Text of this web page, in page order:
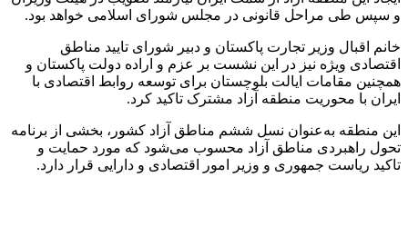
و سپس طی مراحل قانونی در مجلس شورای اسلامی خواهد بود.
خانم اقبال وزیر تجارت پاکستان و دبیر شورای تایید مناطق
اقتصادی ویژه نیز در این نشست بر عزم و اراده دولت پاکستان و
همچنین مقامات ایالت بلوچستان برای توسعه روابط اقتصادی با
ایران با محوریت منطقه آزاد مشترک تاکید کرد.
این منطقه به‌عنوان نسل ششم مناطق آزاد کشور، بخشی از برنامه
تحول راهبردی مناطق آزاد محسوب می‌شود که مورد حمایت و
تاکید ریاست جمهوری و وزیر امور اقتصادی و دارایی قرار دارد.